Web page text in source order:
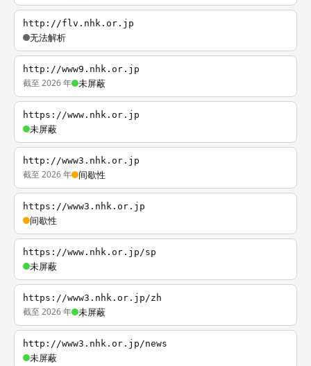
http://flv.nhk.or.jp
无法解析
http://www9.nhk.or.jp
截至 2026 年 未屏蔽
https://www.nhk.or.jp
未屏蔽
http://www3.nhk.or.jp
截至 2026 年 间歇性
https://www3.nhk.or.jp
间歇性
https://www.nhk.or.jp/sp
未屏蔽
https://www3.nhk.or.jp/zh
截至 2026 年 未屏蔽
http://www3.nhk.or.jp/news
未屏蔽